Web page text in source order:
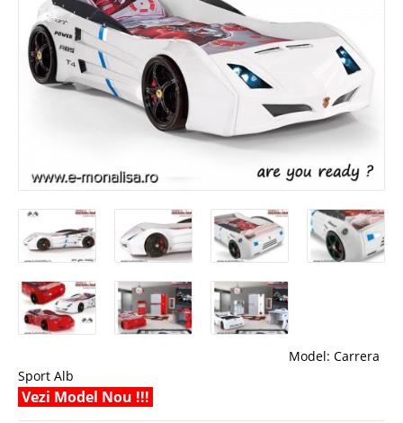
Model: Carrera
Sport Alb
Vezi Model Nou !!!